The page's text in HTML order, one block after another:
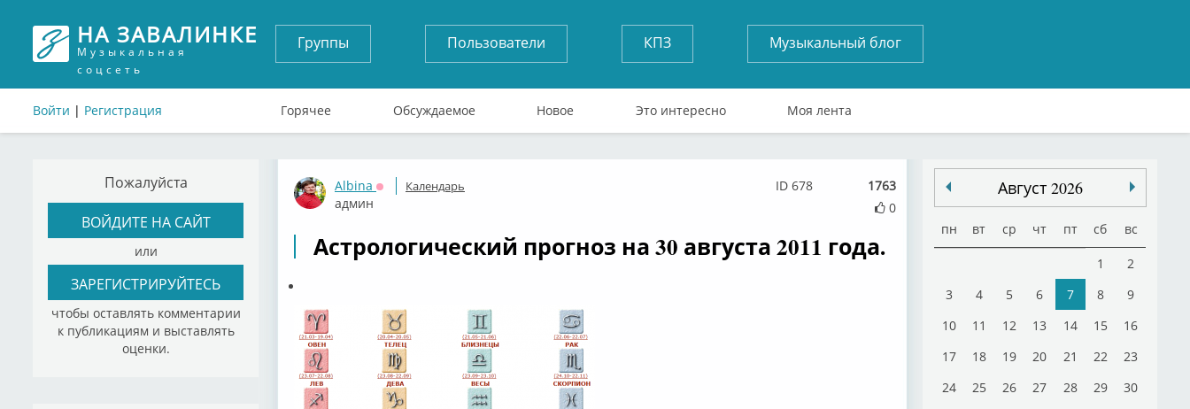
НА ЗАВАЛИНКЕ
Музыкальная
соцсеть
Войти | Регистрация
Группы Пользователи КПЗ Музыкальный блог
Горячее Обсуждаемое Новое Это интересно Моя лента
Пожалуйста
ВОЙДИТЕ НА САЙТ
или
ЗАРЕГИСТРИРУЙТЕСЬ
чтобы оставлять комментарии
к публикациям и выставлять
оценки.
Albina
Оффлайн
админ
Календарь
1763
0
ID 678
Астрологический прогноз на 30 августа 2011 года.
Август 2026
пн вт ср чт пт сб вс
1
2
3
4 5 6 7 8
9
10
11 12 13 14 15
16
17
18 19 20 21 22
23
24
25 26 27 28 29
30